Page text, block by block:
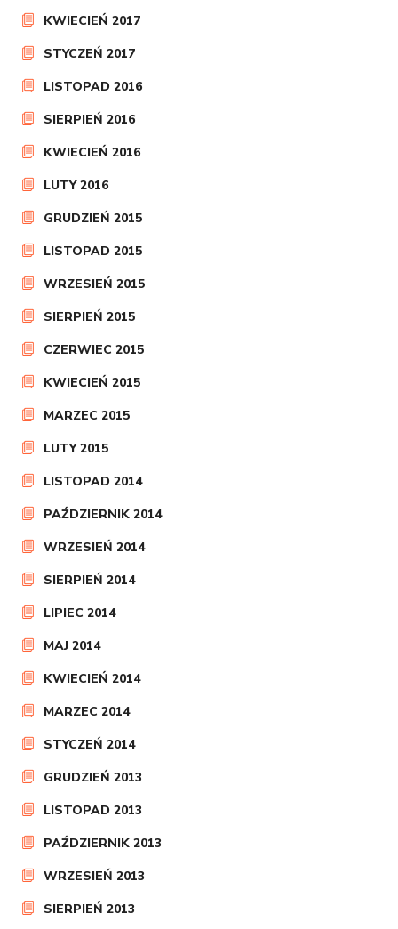
KWIECIEŃ 2017
STYCZEŃ 2017
LISTOPAD 2016
SIERPIEŃ 2016
KWIECIEŃ 2016
LUTY 2016
GRUDZIEŃ 2015
LISTOPAD 2015
WRZESIEŃ 2015
SIERPIEŃ 2015
CZERWIEC 2015
KWIECIEŃ 2015
MARZEC 2015
LUTY 2015
LISTOPAD 2014
PAŹDZIERNIK 2014
WRZESIEŃ 2014
SIERPIEŃ 2014
LIPIEC 2014
MAJ 2014
KWIECIEŃ 2014
MARZEC 2014
STYCZEŃ 2014
GRUDZIEŃ 2013
LISTOPAD 2013
PAŹDZIERNIK 2013
WRZESIEŃ 2013
SIERPIEŃ 2013